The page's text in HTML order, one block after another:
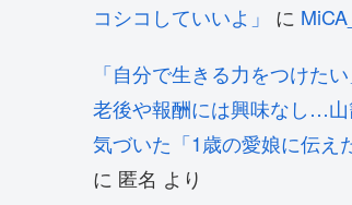
コシコしていいよ」
に
「自分で生きる力をつけた
老後や報酬には興味なし…
気づいた「1歳の愛娘に伝え
に 匿名 より